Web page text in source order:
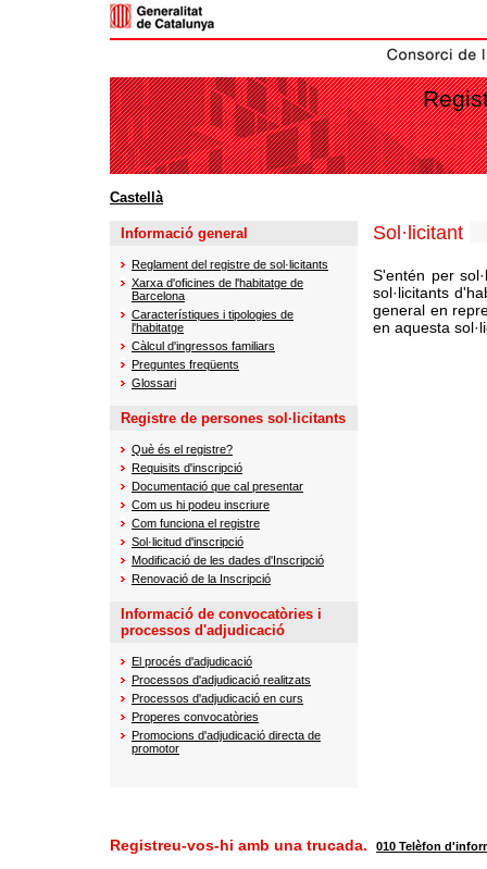
Castellà
Informació general
Reglament del registre de sol·licitants
Xarxa d'oficines de l'habitatge de
Barcelona
Característiques i tipologies de
l'habitatge
Càlcul d'ingressos familiars
Preguntes freqüents
Glossari
Registre de persones sol·licitants
Què és el registre?
Requisits d'inscripció
Documentació que cal presentar
Com us hi podeu inscriure
Com funciona el registre
Sol·licitud d'inscripció
Modificació de les dades d'Inscripció
Renovació de la Inscripció
Informació de convocatòries i
processos d'adjudicació
El procés d'adjudicació
Processos d'adjudicació realitzats
Processos d'adjudicació en curs
Properes convocatòries
Promocions d'adjudicació directa de
promotor
Sol·licitant
S'entén per
sol·licitants
general en
en aquesta
Registreu-vos-hi amb una trucada. 010 Telèfon